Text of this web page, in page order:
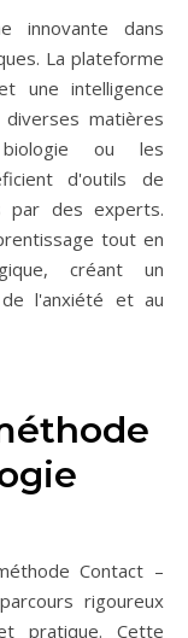
innovante dans
La plateforme
une intelligence
matières
ou les
d'outils de
par des experts.
tout en
créant un
l'anxiété et au
Contact –
rigoureux
pratique. Cette